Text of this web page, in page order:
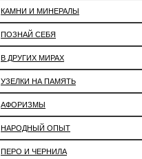
КАМНИ И МИНЕРАЛЫ
ПОЗНАЙ СЕБЯ
В ДРУГИХ МИРАХ
УЗЕЛКИ НА ПАМЯТЬ
АФОРИЗМЫ
НАРОДНЫЙ ОПЫТ
ПЕРО И ЧЕРНИЛА